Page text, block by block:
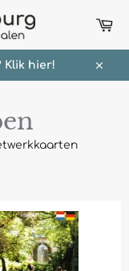
Klik hier!